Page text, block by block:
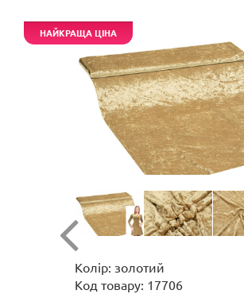
НАЙКРАЩА ЦІНА
Колір: золотий
Код товару: 17706